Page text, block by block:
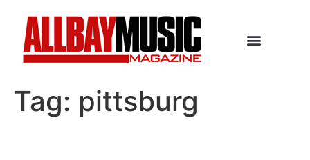
Tag: pittsburg